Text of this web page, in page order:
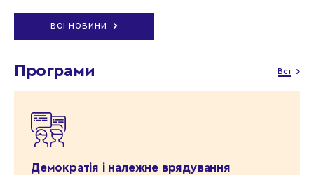
ВСІ НОВИНИ
Програми Всі
Демократія і належне врядування